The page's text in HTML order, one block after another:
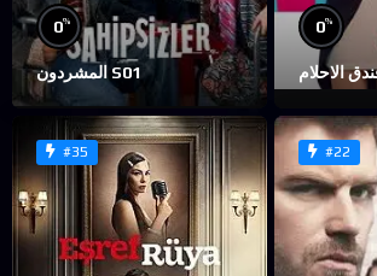
0%
المشردون S01
0%
#35 #22